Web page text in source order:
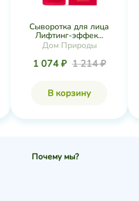
Сыворотка для лица
Лифтинг-эффек...
Дом Природы
1 074 ₽ 1 214 ₽
В корзину
Почему мы?